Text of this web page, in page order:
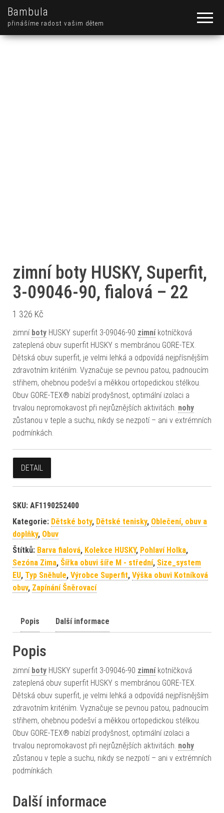
Bambula
přinášíme radost vašim dětem
zimní boty HUSKY, Superfit,
3-09046-90, fialová – 22
1 326 Kč
zimní boty HUSKY superfit 3-09046-90 zimníkotníčková
zateplená obuv superfit HUSKY s membránou GORE-TEX.
Dětská obuv superfit, je velmi lehká a odpovídá nejpřísnějším
zdravotním kritériím. Vyznačuje se pevnou patou, padnoucím
střihem, ohebnou podešví a měkkou ortopedickou stélkou.
Obuv GORE-TEX® nabízí prodyšnost, optimální izolaci a
trvalou nepromokavost při nejrůznějších aktivitách. nohy
zůstanou v teple a suchu, nikdy se nezpotí – ani v extrémních
podmínkách.
DETAIL
SKU: AF1190252400
Kategorie: Dětské boty, Dětské tenisky, Oblečení, obuv a
doplňky, Obuv
Štítků: Barva fialová, Kolekce HUSKY, Pohlaví Holka,
Sezóna Zima, Šířka obuvi šíře M - střední, Size_system
EU, Typ Sněhule, Výrobce Superfit, Výška obuvi Kotníková
obuv, Zapínání Šněrovací
Popis Další informace
Popis
zimní boty HUSKY superfit 3-09046-90 zimníkotníčková
zateplená obuv superfit HUSKY s membránou GORE-TEX.
Dětská obuv superfit, je velmi lehká a odpovídá nejpřísnějším
zdravotním kritériím. Vyznačuje se pevnou patou, padnoucím
střihem, ohebnou podešví a měkkou ortopedickou stélkou.
Obuv GORE-TEX® nabízí prodyšnost, optimální izolaci a
trvalou nepromokavost při nejrůznějších aktivitách. nohy
zůstanou v teple a suchu, nikdy se nezpotí – ani v extrémních
podmínkách.
Další informace